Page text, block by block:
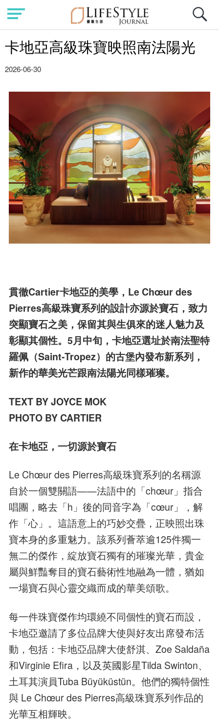
卡地亞高級珠寶映照南法陽光
2026-06-30
貫徹Cartier卡地亞的美學，Le Chœur des
Pierres高級珠寶系列的設計亦源於寶石，致力
突顯寶石之美，保留其與生俱來的迷人魅力及
彰顯其個性。5月中旬，卡地亞選址於南法聖特
羅佩（Saint-Tropez）的古堡內發布新系列，
新作的華美光芒跟南法陽光同樣璀璨。
TEXT BY JOYCE MOK
PHOTO BY CARTIER
在卡地亞，一切源於寶石
Le Chœur des Pierres高級珠寶系列的名稱源
自於一個雙關語——法語中的「chœur」指合
唱團，略去「h」後的同音字為「cœur」，解
作「心」。這語意上的巧妙交疊，正映照出珠
寶本身的多重魅力。該系列薈萃逾125件獨一
無二的傑作，綻放寶石獨有的璀璨光華，貴金
屬與鮮豔奪目的寶石藝術性地融為一體，猶如
一場寶石與心靈交織而成的華美頌歌。
每一件珠寶傑作均環繞不同個性的寶石而設，
卡地亞邀請了多位品牌大使與好友出席發布活
動，包括：卡地亞品牌大使舒淇、Zoe Saldaña
和Virginie Efira，以及英國影星Tilda Swinton、
土耳其演員Tuba Büyüküstün。他們的獨特個性
與 Le Chœur des Pierres高級珠寶系列作品的
光華互相輝映。